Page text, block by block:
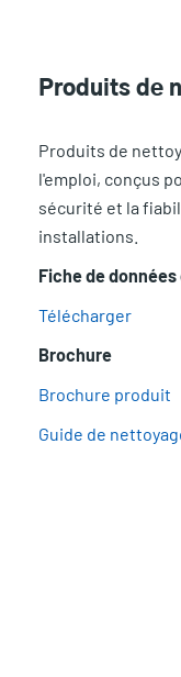
Produits de
Produits de
l'emploi, conçus
sécurité et la
installations.
Fiche de
Télécharger
Brochure
Brochure produit
Guide de